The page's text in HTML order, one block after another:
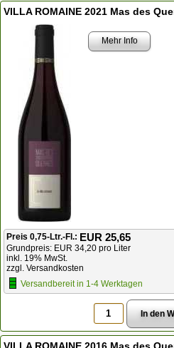
VILLA ROMAINE 2021 Mas des
Mehr Info
Preis 0,75-Ltr.-Fl.: EUR 25,65
Grundpreis: EUR 34,20 pro Liter
inkl. 19% MwSt.
zzgl. Versandkosten
Versandbereit in 1-4 Werktagen